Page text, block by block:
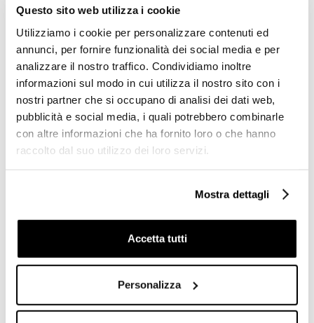
Questo sito web utilizza i cookie
Utilizziamo i cookie per personalizzare contenuti ed
annunci, per fornire funzionalità dei social media e per
analizzare il nostro traffico. Condividiamo inoltre
informazioni sul modo in cui utilizza il nostro sito con i
nostri partner che si occupano di analisi dei dati web,
pubblicità e social media, i quali potrebbero combinarle
con altre informazioni che ha fornito loro o che hanno
raccolto dal suo utilizzo dei loro servizi.
Mostra dettagli
Accetta tutti
Personalizza
€ 527,04 € 220,00
Bidet sospeso stile
€ 527,04 € 346,96